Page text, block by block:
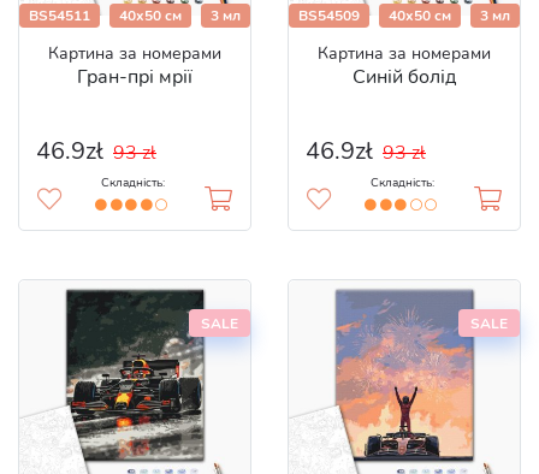
BS54511 40x50 см 3 мл
Картина за номерами
Гран-прі мрії
46.9zł 93 zł
Складність:
BS54509 40x50 см 3 мл
Картина за номерами
Синій болід
46.9zł 93 zł
Складність:
SALE SALE